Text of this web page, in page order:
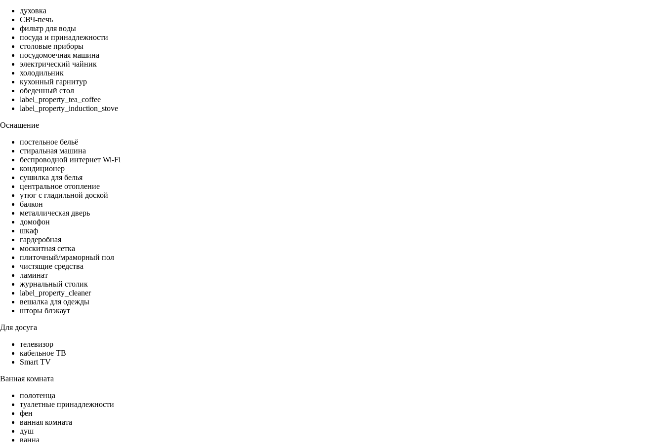
духовка
СВЧ-печь
фильтр для воды
посуда и принадлежности
столовые приборы
посудомоечная машина
электрический чайник
холодильник
кухонный гарнитур
обеденный стол
label_property_tea_coffee
label_property_induction_stove
Оснащение
постельное бельё
стиральная машина
беспроводной интернет Wi-Fi
кондиционер
сушилка для белья
центральное отопление
утюг с гладильной доской
балкон
металлическая дверь
домофон
шкаф
гардеробная
москитная сетка
плиточный/мраморный пол
чистящие средства
ламинат
журнальный столик
label_property_cleaner
вешалка для одежды
шторы блэкаут
Для досуга
телевизор
кабельное ТВ
Smart TV
Ванная комната
полотенца
туалетные принадлежности
фен
ванная комната
душ
ванна